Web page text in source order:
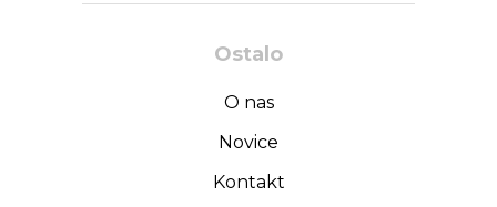
Ostalo
O nas
Novice
Kontakt